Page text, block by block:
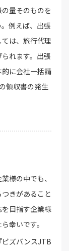
量そのものを
例えば、出張
は、旅行代理
れます。出張
に会社一括請
領収書の発生
様の中でも、
きがあること
目指す企業様
幸いです。
ビズバンスJTB